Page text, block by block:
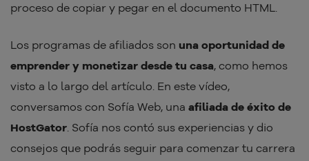
proceso de copiar y pegar en el documento HTML.
Los programas de afiliados son una oportunidad de
emprender y monetizar desde tu casa, como hemos
visto a lo largo del artículo. En este vídeo,
conversamos con Sofía Web, una afiliada de éxito de
HostGator. Sofía nos contó sus experiencias y dio
consejos que podrás seguir para comenzar tu carrera